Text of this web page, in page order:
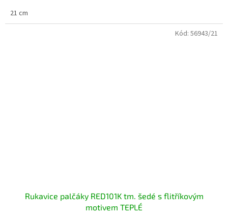
21 cm
Rukavice palčáky RED101K tm. šedé s flitříkovým
motivem TEPLÉ
Kód: 56943/21